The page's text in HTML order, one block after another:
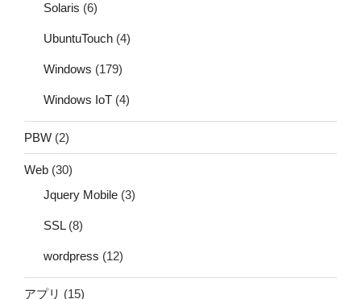
Solaris (6)
UbuntuTouch (4)
Windows (179)
Windows IoT (4)
PBW (2)
Web (30)
Jquery Mobile (3)
SSL(8)
wordpress (12)
アプリ (15)